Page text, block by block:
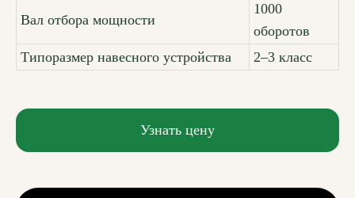
Вал отбора мощности
1000
оборотов
Типоразмер навесного устройства
2–3 класс
Узнать цену